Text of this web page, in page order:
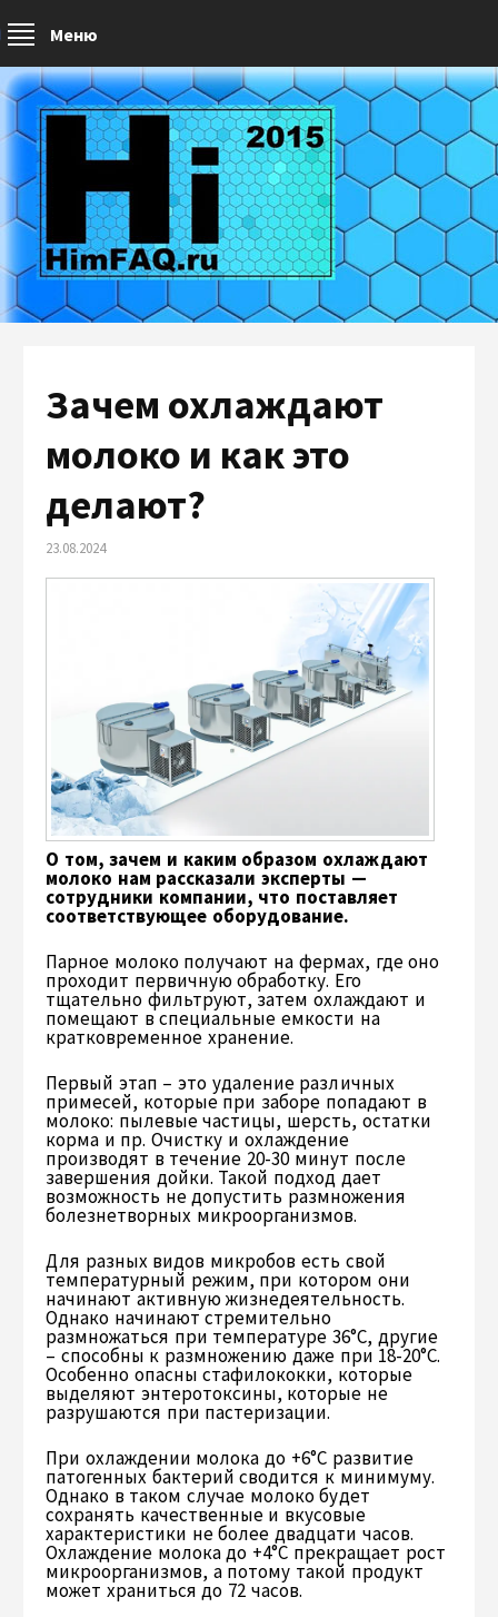
Меню
Зачем охлаждают
молоко и как это
делают?
23.08.2024
О том, зачем и каким образом охлаждают
молоко нам рассказали эксперты —
сотрудники компании, что поставляет
соответствующее оборудование.
Парное молоко получают на фермах, где оно
проходит первичную обработку. Его
тщательно фильтруют, затем охлаждают и
помещают в специальные емкости на
кратковременное хранение.
Первый этап – это удаление различных
примесей, которые при заборе попадают в
молоко: пылевые частицы, шерсть, остатки
корма и пр. Очистку и охлаждение
производят в течение 20-30 минут после
завершения дойки. Такой подход дает
возможность не допустить размножения
болезнетворных микроорганизмов.
Для разных видов микробов есть свой
температурный режим, при котором они
начинают активную жизнедеятельность.
Однако начинают стремительно
размножаться при температуре 36°C, другие
– способны к размножению даже при 18-20°C.
Особенно опасны стафилококки, которые
выделяют энтеротоксины, которые не
разрушаются при пастеризации.
При охлаждении молока до +6°C развитие
патогенных бактерий сводится к минимуму.
Однако в таком случае молоко будет
сохранять качественные и вкусовые
характеристики не более двадцати часов.
Охлаждение молока до +4°C прекращает рост
микроорганизмов, а потому такой продукт
может храниться до 72 часов.